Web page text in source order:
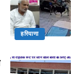
हरियाणा